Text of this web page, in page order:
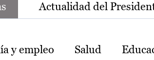
Actualidad del
y empleo Salud